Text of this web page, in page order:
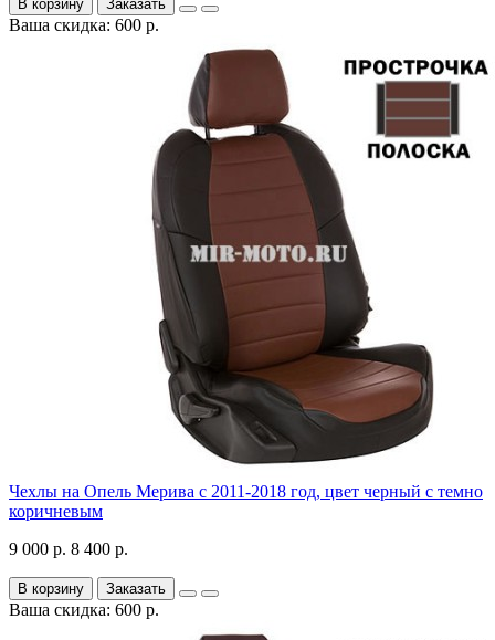
В корзину Заказать
Ваша скидка: 600 р.
Чехлы на Опель Мерива с 2011-2018 год, цвет черный с темно
коричневым
9 000 р. 8 400 р.
В корзину Заказать
Ваша скидка: 600 р.